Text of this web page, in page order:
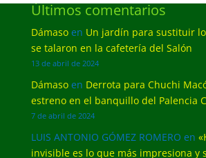
Últimos comentarios
Dámasoen Un jardín para sustituir
se talaron en la cafetería del Salón
13 de abril de 2024
Dámasoen Derrota para Chuchi
estreno en el banquillo del Palencia
7 de abril de 2024
LUIS ANTONIO GÓMEZ ROMERO en
invisible es lo que más impresiona y